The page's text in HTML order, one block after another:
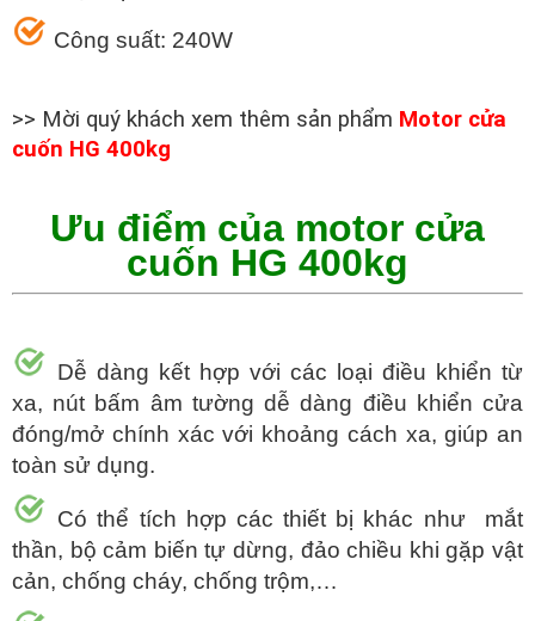
Công suất: 240W
>> Mời quý khách xem thêm sản phẩm Motor cửa
cuốn HG 400kg
Ưu điểm của motor cửa
cuốn HG 400kg
Dễ dàng kết hợp với các loại điều khiển từ
xa, nút bấm âm tường dễ dàng điều khiển cửa
đóng/mở chính xác với khoảng cách xa, giúp an
toàn sử dụng.
Có thể tích hợp các thiết bị khác như mắt
thần, bộ cảm biến tự dừng, đảo chiều khi gặp vật
cản, chống cháy, chống trộm,…